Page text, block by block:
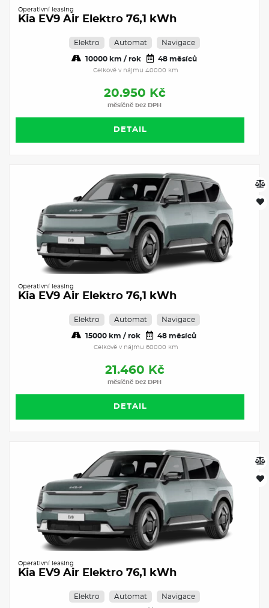
Operativní leasing
Kia EV9 Air Elektro 76,1 kWh
Elektro Automat Navigace
10000 km / rok 48 měsíců
Celkově v nájmu 40000 km
20.950 Kč
měsíčně bez DPH
DETAIL
Operativní leasing
Kia EV9 Air Elektro 76,1 kWh
Elektro Automat Navigace
15000 km / rok 48 měsíců
Celkově v nájmu 60000 km
21.460 Kč
měsíčně bez DPH
DETAIL
Operativní leasing
Kia EV9 Air Elektro 76,1 kWh
Elektro Automat Navigace